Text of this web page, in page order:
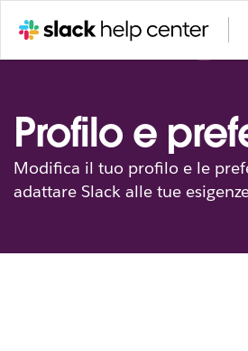
Profilo e
Modifica il tuo profilo e le
adattare Slack alle tue